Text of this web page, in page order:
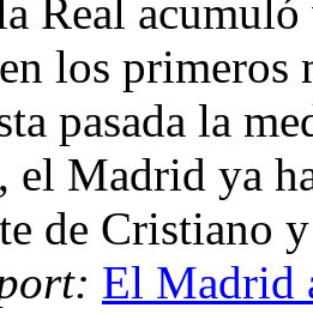
Real
los
pasada la
el Madrid ya
de Cristiano
El Madrid